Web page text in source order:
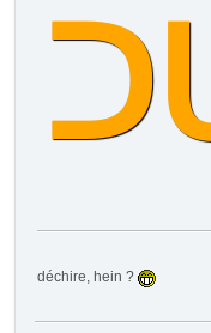
déchire, hein ?